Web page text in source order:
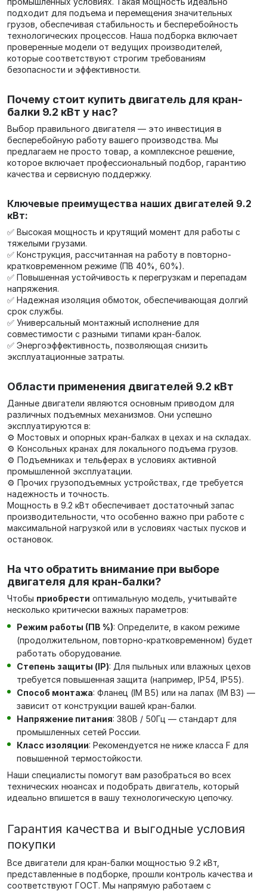
подходит для подъема и перемещения значительных
грузов, обеспечивая стабильность и бесперебойность
технологических процессов. Наша подборка включает
проверенные модели от ведущих производителей,
которые соответствуют строгим требованиям
безопасности и эффективности.
Почему стоит купить двигатель для кран-
балки 9.2 кВт у нас?
Выбор правильного двигателя — это инвестиция в
бесперебойную работу вашего производства. Мы
предлагаем не просто товар, а комплексное решение,
которое включает профессиональный подбор, гарантию
качества и сервисную поддержку.
Ключевые преимущества наших двигателей 9.2
кВт:
✅ Высокая мощность и крутящий момент для работы с
тяжелыми грузами.
✅ Конструкция, рассчитанная на работу в повторно-
кратковременном режиме (ПВ 40%, 60%).
✅ Повышенная устойчивость к перегрузкам и перепадам
напряжения.
✅ Надежная изоляция обмоток, обеспечивающая долгий
срок службы.
✅ Универсальный монтажный исполнение для
совместимости с разными типами кран-балок.
✅ Энергоэффективность, позволяющая снизить
эксплуатационные затраты.
Области применения двигателей 9.2 кВт
Данные двигатели являются основным приводом для
различных подъемных механизмов. Они успешно
эксплуатируются в:
⚙️ Мостовых и опорных кран-балках в цехах и на складах.
⚙️ Консольных кранах для локального подъема грузов.
⚙️ Подъемниках и тельферах в условиях активной
промышленной эксплуатации.
⚙️ Прочих грузоподъемных устройствах, где требуется
надежность и точность.
Мощность в 9.2 кВт обеспечивает достаточный запас
производительности, что особенно важно при работе с
максимальной нагрузкой или в условиях частых пусков и
остановок.
На что обратить внимание при выборе
двигателя для кран-балки?
Чтобы приобрести оптимальную модель, учитывайте
несколько критически важных параметров:
Режим работы (ПВ %): Определите, в каком режиме
(продолжительном, повторно-кратковременном) будет
работать оборудование.
Степень защиты (IP): Для пыльных или влажных цехов
требуется повышенная защита (например, IP54, IP55).
Способ монтажа: Фланец (IM B5) или на лапах (IM B3) —
зависит от конструкции вашей кран-балки.
Напряжение питания: 380В / 50Гц — стандарт для
промышленных сетей России.
Класс изоляции: Рекомендуется не ниже класса F для
повышенной термостойкости.
Наши специалисты помогут вам разобраться во всех
технических нюансах и подобрать двигатель, который
идеально впишется в вашу технологическую цепочку.
Гарантия качества и выгодные условия
покупки
Все двигатели для кран-балки мощностью 9.2 кВт,
представленные в подборке, прошли контроль качества и
соответствуют ГОСТ. Мы напрямую работаем с